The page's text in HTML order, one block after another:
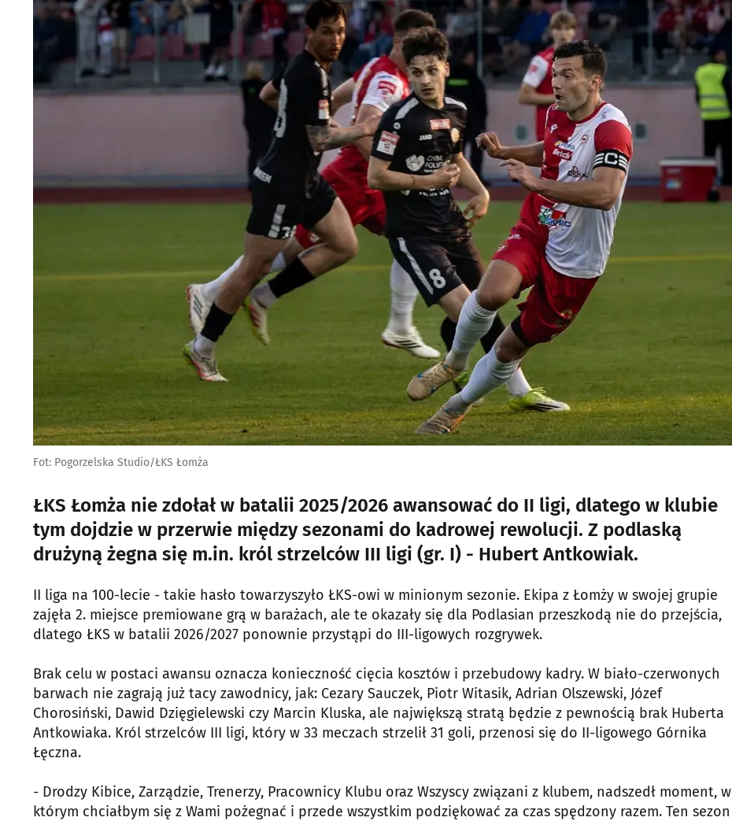
Fot: Pogorzelska Studio/ŁKS Łomża
ŁKS Łomża nie zdołał w batalii 2025/2026 awansować do II ligi, dlatego w klubie
tym dojdzie w przerwie między sezonami do kadrowej rewolucji. Z podlaską
drużyną żegna się m.in. król strzelców III ligi (gr. I) - Hubert Antkowiak.
II liga na 100-lecie - takie hasło towarzyszyło ŁKS-owi w minionym sezonie. Ekipa z Łomży w swojej grupie
zajęła 2. miejsce premiowane grą w barażach, ale te okazały się dla Podlasian przeszkodą nie do przejścia,
dlatego ŁKS w batalii 2026/2027 ponownie przystąpi do III-ligowych rozgrywek.
Brak celu w postaci awansu oznacza konieczność cięcia kosztów i przebudowy kadry. W biało-czerwonych
barwach nie zagrają już tacy zawodnicy, jak: Cezary Sauczek, Piotr Witasik, Adrian Olszewski, Józef
Chorosiński, Dawid Dzięgielewski czy Marcin Kluska, ale największą stratą będzie z pewnością brak Huberta
Antkowiaka. Król strzelców III ligi, który w 33 meczach strzelił 31 goli, przenosi się do II-ligowego Górnika
Łęczna.
- Drodzy Kibice, Zarządzie, Trenerzy, Pracownicy Klubu oraz Wszyscy związani z klubem, nadszedł moment, w
którym chciałbym się z Wami pożegnać i przede wszystkim podziękować za czas spędzony razem. Ten sezon